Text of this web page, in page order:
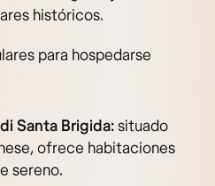
históricos.
para hospedarse
Santa Brigida:situado
ofrece habitaciones
sereno.